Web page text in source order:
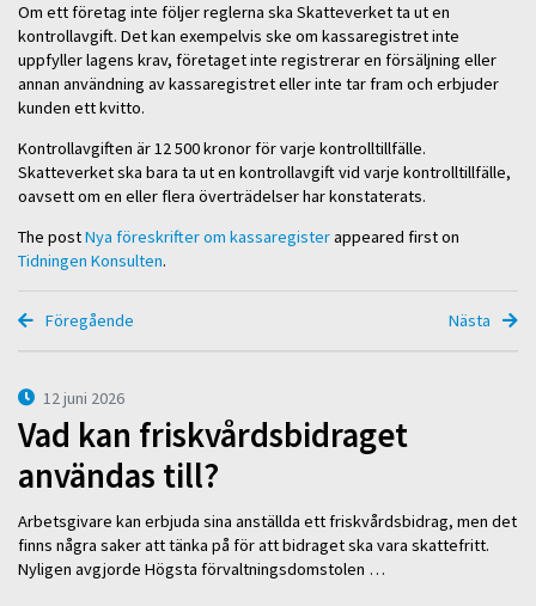
Om ett företag inte följer reglerna ska Skatteverket ta ut en
kontrollavgift. Det kan exempelvis ske om kassaregistret inte
uppfyller lagens krav, företaget inte registrerar en försäljning eller
annan användning av kassaregistret eller inte tar fram och erbjuder
kunden ett kvitto.
Kontrollavgiften är 12 500 kronor för varje kontrolltillfälle.
Skatteverket ska bara ta ut en kontrollavgift vid varje kontrolltillfälle,
oavsett om en eller flera överträdelser har konstaterats.
The postNya föreskrifter om kassaregisterappeared first on
Tidningen Konsulten.
Föregående Nästa
12 juni 2026
Vad kan friskvårdsbidraget
användas till?
Arbetsgivare kan erbjuda sina anställda ett friskvårdsbidrag, men det
finns några saker att tänka på för att bidraget ska vara skattefritt.
Nyligen avgjorde Högsta förvaltningsdomstolen …